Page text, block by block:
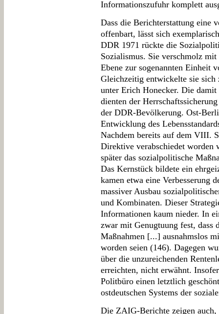
Informationszufuhr komplett
Dass die Berichterstattung eine
offenbart, lässt sich
DDR 1971 rückte die
Sozialismus. Sie verschmolz
Ebene zur sogenannten Einheit
Gleichzeitig entwickelte sie sich
unter Erich Honecker. Die damit
dienten der
der DDR-Bevölkerung. Ost-
Entwicklung des
Nachdem bereits auf dem VIII.
Direktive verabschiedet worden
später das sozialpolitische
Das Kernstück bildete ein
kamen etwa eine Verbesserung
massiver Ausbau
und Kombinaten. Dieser
Informationen kaum nieder. In
zwar mit Genugtuung fest, dass
Maßnahmen [...] ausnahmslos
worden seien (146). Dagegen
über die unzureichenden
erreichten, nicht erwähnt.
Politbüro einen letztlich
ostdeutschen Systems der
Die ZAIG-Berichte zeigen